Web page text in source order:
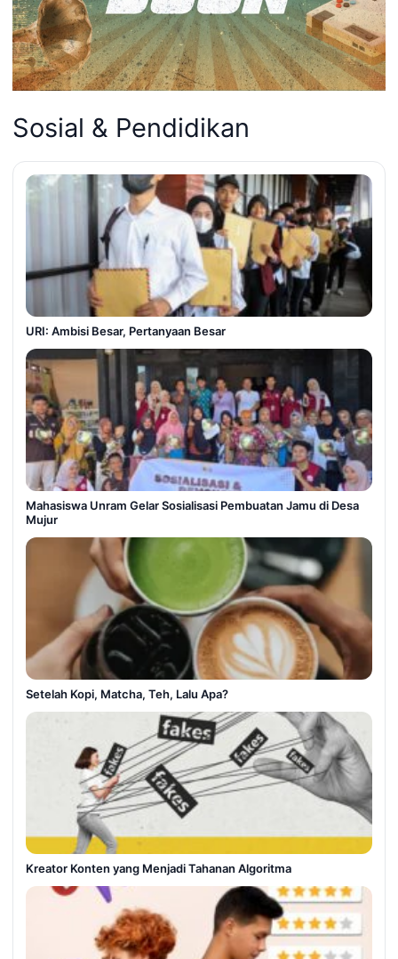
Sosial & Pendidikan
URI: Ambisi Besar, Pertanyaan Besar
Mahasiswa Unram Gelar Sosialisasi Pembuatan Jamu di Desa
Mujur
Setelah Kopi, Matcha, Teh, Lalu Apa?
Kreator Konten yang Menjadi Tahanan Algoritma